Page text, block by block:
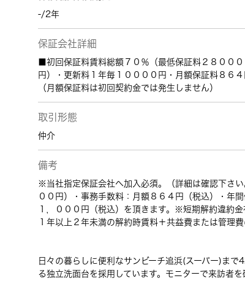
-/2年
保証会社詳細
■初回保証料賃料総額７０％（最低保証料２８０００
円）・更新料１年毎１００００円・月額保証料８６４
（月額保証料は初回契約金では発生しません）
取引形態
仲介
備考
※当社指定保証会社へ加入必須。（詳細は確認下さ
００円）・事務手数料：月額８６４円（税込）・
１，０００円（税込）を頂きます。※短期解約違約
１年以上２年未満の解約時賃料＋共益費または管理費
日々の暮らしに便利なサンビーチ追浜(スーパー)ま
る独立洗面台を採用しています。モニターで来訪者